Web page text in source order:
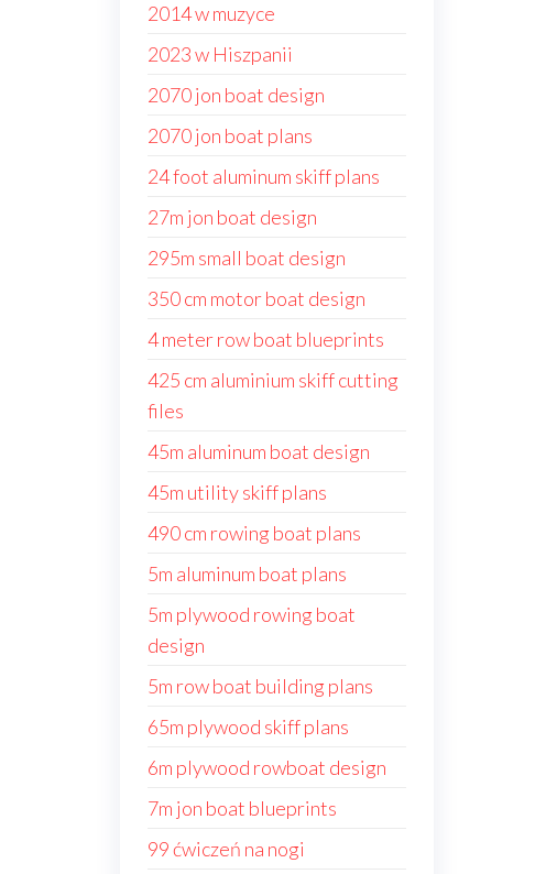
2014 w muzyce
2023 w Hiszpanii
2070 jon boat design
2070 jon boat plans
24 foot aluminum skiff plans
27m jon boat design
295m small boat design
350 cm motor boat design
4 meter row boat blueprints
425 cm aluminium skiff cutting
files
45m aluminum boat design
45m utility skiff plans
490 cm rowing boat plans
5m aluminum boat plans
5m plywood rowing boat
design
5m row boat building plans
65m plywood skiff plans
6m plywood rowboat design
7m jon boat blueprints
99 ćwiczeń na nogi